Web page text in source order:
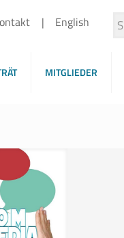
English
MITGLIEDER